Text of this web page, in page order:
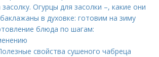
Огурцы для засолки –, какие они
в духовке: готовим на зиму
блюда по шагам:
свойства сушеного чабреца